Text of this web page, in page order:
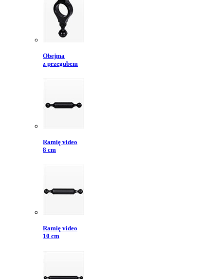
Obejma
z przegubem
Ramię video
8 cm
Ramię video
10 cm